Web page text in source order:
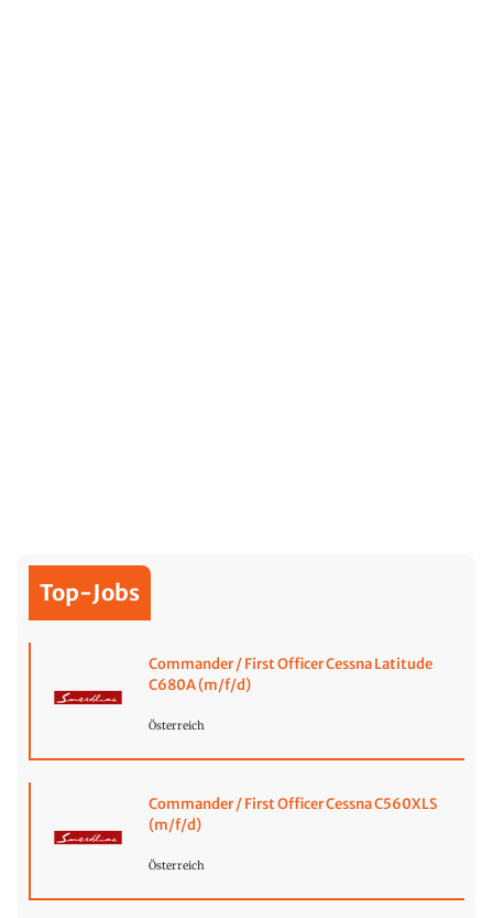
Top-Jobs
Commander / First Officer Cessna Latitude
C680A (m/f/d)
Österreich
Commander / First Officer Cessna C560XLS
(m/f/d)
Österreich